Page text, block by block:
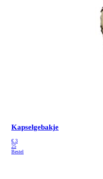
Kapselgebakje
€ 3
25
Bestel